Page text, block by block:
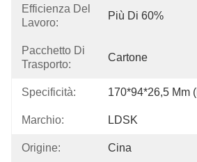
Efficienza Del
Lavoro:
Più Di 60%
Pacchetto Di
Trasporto:
Cartone
Specificità: 170*94*26,5 Mm
Marchio: LDSK
Origine: Cina